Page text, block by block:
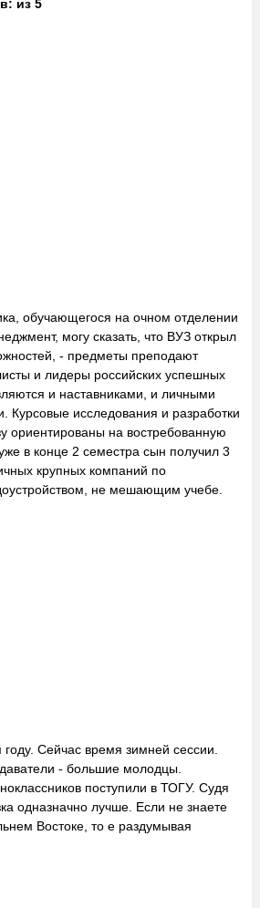
из 5
обучающегося на очном отделении
могу сказать, что ВУЗ открыл
- предметы преподают
и лидеры российских успешных
и наставниками, и личными
Курсовые исследования и разработки
ориентированы на востребованную
в конце 2 семестра сын получил 3
крупных компаний по
не мешающим учебе.
Сейчас время зимней сессии.
- большие молодцы.
поступили в ТОГУ. Судя
одназначно лучше. Если не знаете
Востоке, то е раздумывая